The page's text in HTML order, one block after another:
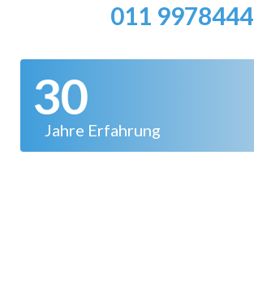
011 9978444
30
Jahre Erfahrung